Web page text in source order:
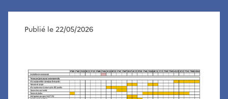
Publié le 22/05/2026